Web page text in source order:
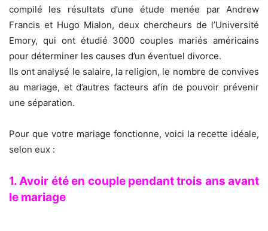
compilé les résultats d’une étude menée par Andrew
Francis et Hugo Mialon, deux chercheurs de l’Université
Emory, qui ont étudié 3000 couples mariés américains
pour déterminer les causes d’un éventuel divorce.
Ils ont analysé le salaire, la religion, le nombre de convives
au mariage, et d’autres facteurs afin de pouvoir prévenir
une séparation.
Pour que votre mariage fonctionne, voici la recette idéale,
selon eux :
1. Avoir été en couple pendant trois ans avant
le mariage